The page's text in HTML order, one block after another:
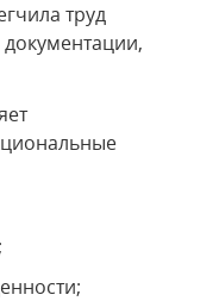
труд